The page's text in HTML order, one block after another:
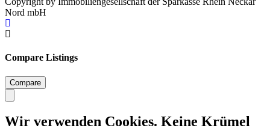
Nord mbH
Compare Listings
Compare
Wir verwenden Cookies. Keine Krümel